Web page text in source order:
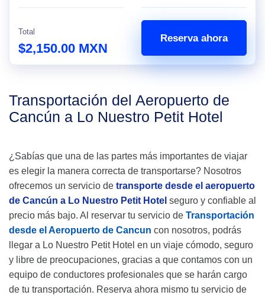
Total
$2,150.00 MXN
Reserva ahora
Transportación del Aeropuerto de
Cancún a Lo Nuestro Petit Hotel
¿Sabías que una de las partes más importantes de viajar
es elegir la manera correcta de transportarse? Nosotros
ofrecemos un servicio de transporte desde el aeropuerto
de Cancún a Lo Nuestro Petit Hotel seguro y confiable al
precio más bajo. Al reservar tu servicio de Transportación
desde el Aeropuerto de Cancun con nosotros, podrás
llegar a Lo Nuestro Petit Hotel en un viaje cómodo, seguro
y libre de preocupaciones, gracias a que contamos con un
equipo de conductores profesionales que se harán cargo
de tu transportación. Reserva ahora mismo tu servicio de